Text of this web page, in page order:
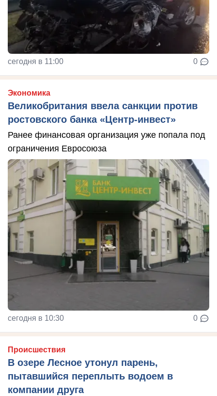
сегодня в 11:00 0
Экономика
Великобритания ввела санкции против
ростовского банка «Центр-инвест»
Ранее финансовая организация уже попала под
ограничения Евросоюза
сегодня в 10:30 0
Происшествия
В озере Лесное утонул парень,
пытавшийся переплыть водоем в
компании друга